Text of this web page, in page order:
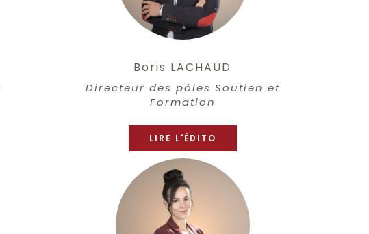
Boris LACHAUD
Directeur des pôles Soutien et
Formation
LIRE L'ÉDITO